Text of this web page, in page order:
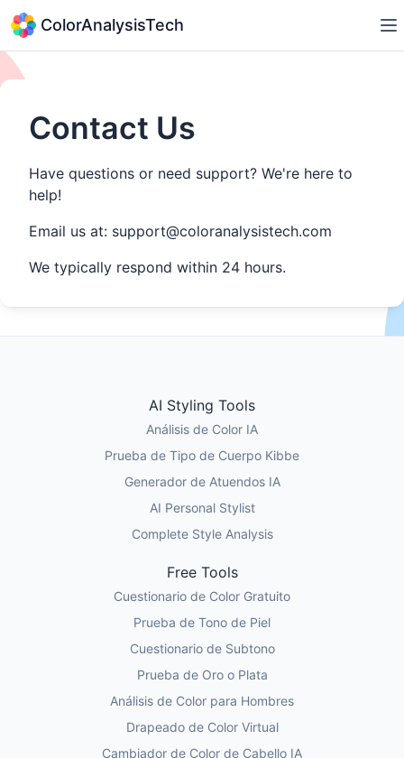
ColorAnalysisTech
Contact Us
Have questions or need support? We're here to
help!
Email us at: support@coloranalysistech.com
We typically respond within 24 hours.
AI Styling Tools
Análisis de Color IA
Prueba de Tipo de Cuerpo Kibbe
Generador de Atuendos IA
AI Personal Stylist
Complete Style Analysis
Free Tools
Cuestionario de Color Gratuito
Prueba de Tono de Piel
Cuestionario de Subtono
Prueba de Oro o Plata
Análisis de Color para Hombres
Drapeado de Color Virtual
Cambiador de Color de Cabello IA